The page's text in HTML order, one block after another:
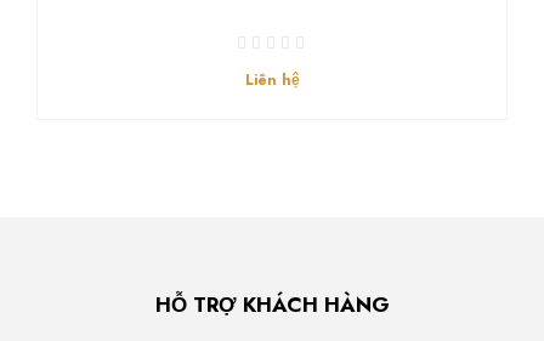
Liên hệ
HỖ TRỢ KHÁCH HÀNG